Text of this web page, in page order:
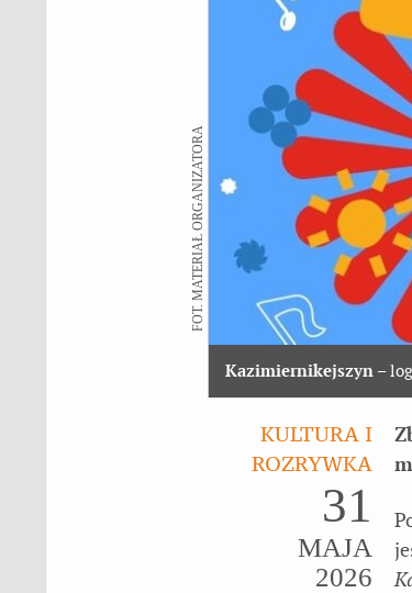
Kazimiernikejszyn –
FOT. MATERIAŁ ORGANIZATORA
KULTURA I
ROZRYWKA
31
MAJA
2026